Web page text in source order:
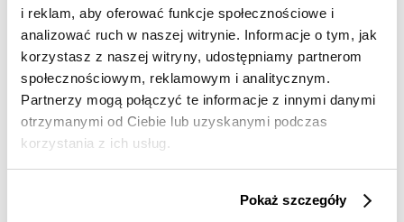
i reklam, aby oferować funkcje społecznościowe i
analizować ruch w naszej witrynie. Informacje o tym, jak
korzystasz z naszej witryny, udostępniamy partnerom
społecznościowym, reklamowym i analitycznym.
Partnerzy mogą połączyć te informacje z innymi danymi
otrzymanymi od Ciebie lub uzyskanymi podczas
korzystania z ich usług.
Pokaż szczegóły
Krój:
Regular
Materiał
90% bawełna, 10% len
Pielęgnacja
Nie można wybielać i chlorować